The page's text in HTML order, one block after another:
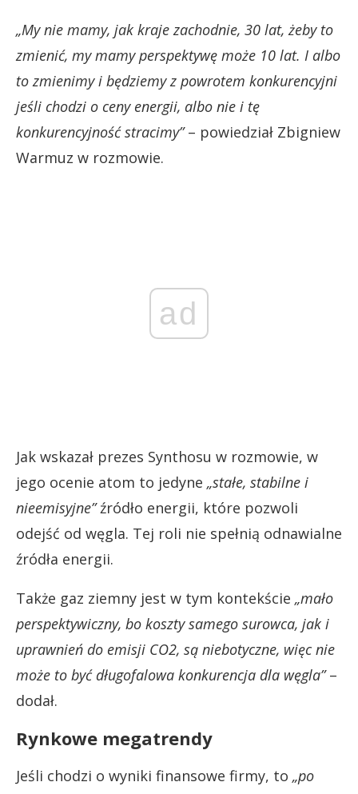
„My nie mamy, jak kraje zachodnie, 30 lat, żeby to
zmienić, my mamy perspektywę może 10 lat. I albo
to zmienimy i będziemy z powrotem konkurencyjni
jeśli chodzi o ceny energii, albo nie i tę
konkurencyjność stracimy”– powiedział Zbigniew
Warmuz w rozmowie.
ad
Jak wskazał prezes Synthosu w rozmowie, w
jego ocenie atom to jedyne „stałe, stabilne i
nieemisyjne”źródło energii, które pozwoli
odejść od węgla. Tej roli nie spełnią odnawialne
źródła energii.
Także gaz ziemny jest w tym kontekście „mało
perspektywiczny, bo koszty samego surowca, jak i
uprawnień do emisji CO2, są niebotyczne, więc nie
może to być długofalowa konkurencja dla węgla”–
dodał.
Rynkowe megatrendy
Jeśli chodzi o wyniki finansowe firmy, to „po